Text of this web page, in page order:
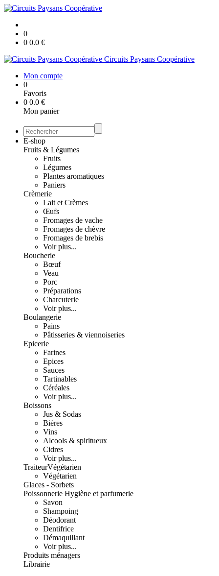
0
0 0.0 €
Circuits Paysans Coopérative
Mon compte
0
Favoris
0 0.0 €
Mon panier
E-shop
Fruits & Légumes
Fruits
Légumes
Plantes aromatiques
Paniers
Crèmerie
Lait et Crèmes
Œufs
Fromages de vache
Fromages de chèvre
Fromages de brebis
Voir plus...
Boucherie
Bœuf
Veau
Porc
Préparations
Charcuterie
Voir plus...
Boulangerie
Pains
Pâtisseries & viennoiseries
Epicerie
Farines
Epices
Sauces
Tartinables
Céréales
Voir plus...
Boissons
Jus & Sodas
Bières
Vins
Alcools & spiritueux
Cidres
Voir plus...
TraiteurVégétarien
Végétarien
Glaces - Sorbets
Poissonnerie Hygiène et parfumerie
Savon
Shampoing
Déodorant
Dentifrice
Démaquillant
Voir plus...
Produits ménagers
Librairie